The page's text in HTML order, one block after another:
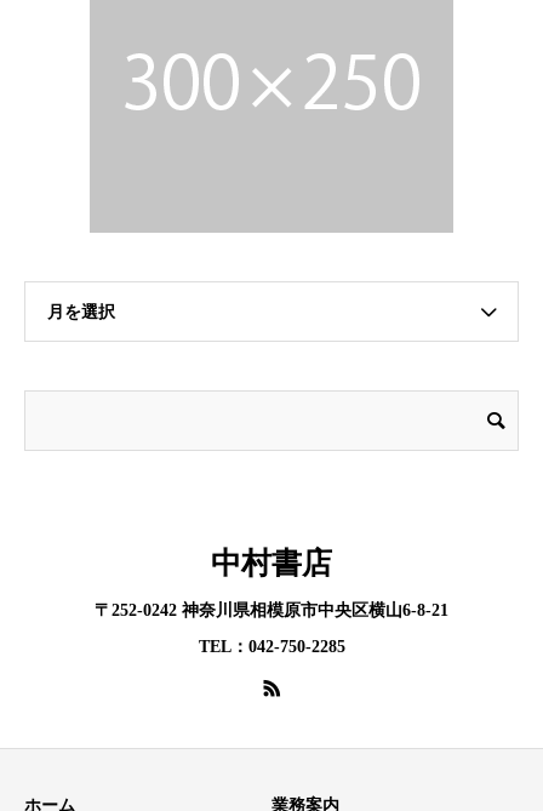
月を選択
中村書店
〒252-0242 神奈川県相模原市中央区横山6-8-21
TEL：042-750-2285
ホーム 業務案内